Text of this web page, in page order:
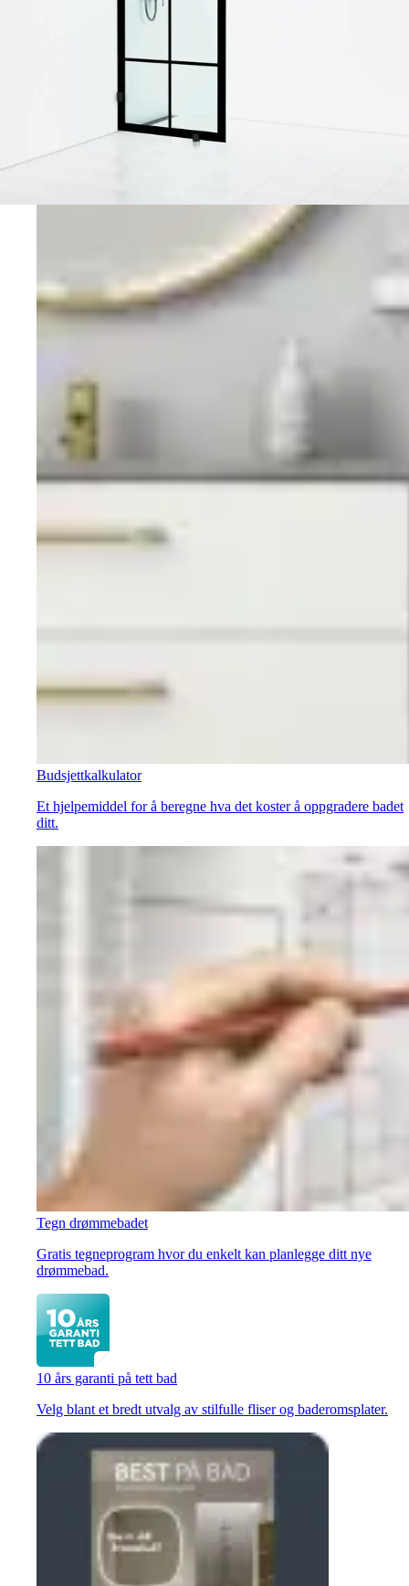
Budsjettkalkulator
Et hjelpemiddel for å beregne hva det koster å oppgradere badet
ditt.
Tegn drømmebadet
Gratis tegneprogram hvor du enkelt kan planlegge ditt nye
drømmebad.
10 års garanti på tett bad
Velg blant et bredt utvalg av stilfulle fliser og baderomsplater.